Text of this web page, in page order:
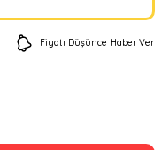
Fiyatı Düşünce Haber Ver